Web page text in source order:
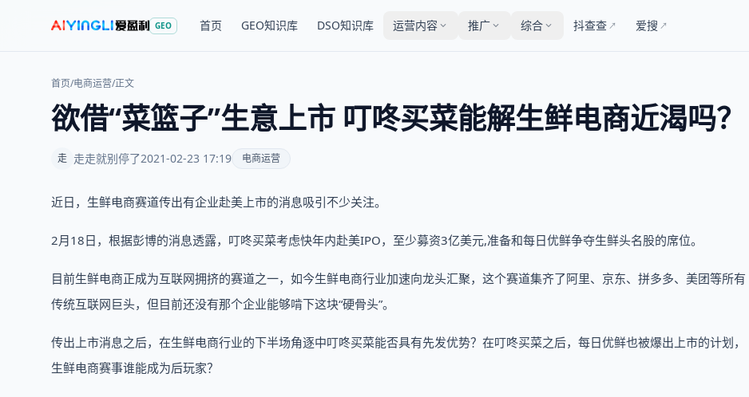
GEO 首页 GEO知识库 DSO知识库 运营内容 推广 综合 抖查查 ↗ 爱搜 ↗
首页/电商运营/正文
欲借“菜篮子”生意上市 叮咚买菜能解生鲜电商近渴吗？
走 走走就别停了2021-02-23 17:19 电商运营
近日，生鲜电商赛道传出有企业赴美上市的消息吸引不少关注。
2月18日，根据彭博的消息透露，叮咚买菜考虑快年内赴美IPO，至少募资3亿美元,准备和每日优鲜争夺生鲜头名股的席位。
目前生鲜电商正成为互联网拥挤的赛道之一，如今生鲜电商行业加速向龙头汇聚，这个赛道集齐了阿里、京东、拼多多、美团等所有
传统互联网巨头，但目前还没有那个企业能够啃下这块“硬骨头”。
传出上市消息之后，在生鲜电商行业的下半场角逐中叮咚买菜能否具有先发优势？在叮咚买菜之后，每日优鲜也被爆出上市的计划，
生鲜电商赛事谁能成为后玩家？